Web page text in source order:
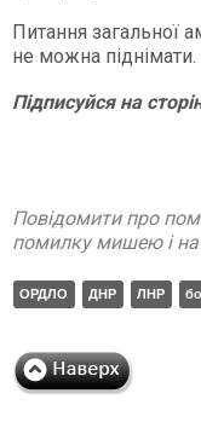
Питання загальної
не можна піднімати.
Підписуйся на
Повідомити про
помилку мишею і
ОРДЛО ДНР ЛНР